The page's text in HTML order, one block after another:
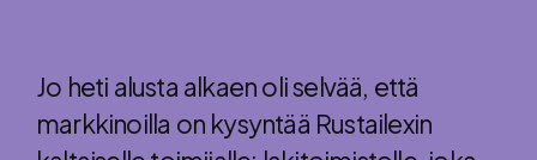
Jo heti alusta alkaen oli selvää, että
markkinoilla on kysyntää Rustailexin